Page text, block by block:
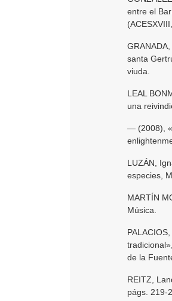
entre el
santa
viuda.
LEAL
una
— (2008),
LUZÁN,
especies,
MARTÍN
Música.
de la
REITZ,
págs. 219-